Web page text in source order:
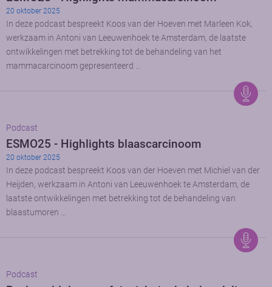
20 oktober 2025
In deze podcast bespreekt Koos van der Hoeven met Marleen Kok,
werkzaam in Antoni van Leeuwenhoek te Amsterdam, de laatste
ontwikkelingen met betrekking tot de behandeling van het
mammacarcinoom gepresenteerd …
Podcast
ESMO25 - Highlights blaascarcinoom
20 oktober 2025
In deze podcast bespreekt Koos van der Hoeven met Michiel van der
Heijden, werkzaam in Antoni van Leeuwenhoek te Amsterdam, de
laatste ontwikkelingen met betrekking tot de behandeling van
blaastumoren …
Podcast